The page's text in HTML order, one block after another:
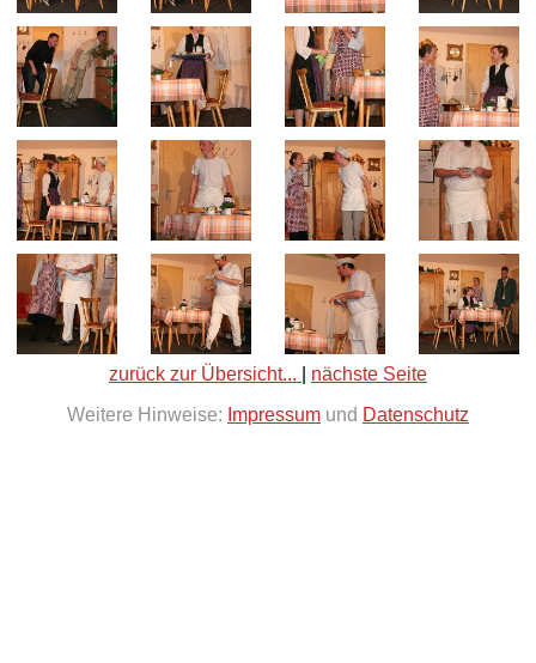
zurück zur Übersicht...
nächste Seite
Weitere Hinweise: Impressum und Datenschutz